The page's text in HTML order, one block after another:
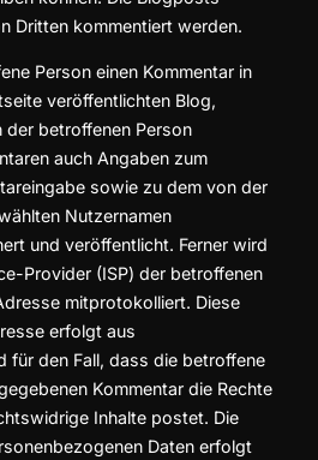
Dritten kommentiert werden.
Person einen Kommentar in
veröffentlichten Blog,
betroffenen Person
auch Angaben zum
sowie zu dem von der
Nutzernamen
und veröffentlicht. Ferner wird
Provider (ISP) der betroffenen
mitprotokolliert. Diese
erfolgt aus
für den Fall, dass die betroffene
Kommentar die Rechte
Inhalte postet. Die
Daten erfolgt